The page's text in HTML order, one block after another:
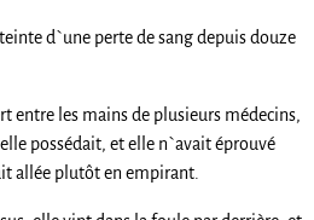
d`une perte de sang depuis douze
entre les mains de plusieurs médecins,
possédait, et elle n`avait éprouvé
allée plutôt en empirant.